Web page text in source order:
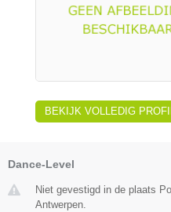
BEKIJK VOLLEDIG
Dance-Level
Niet gevestigd in de plaats
Antwerpen.